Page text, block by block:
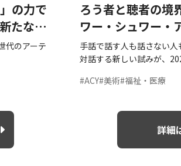
の力で
たな時
代のアーテ
ろう者と聴者の境
ワー・シュワー・
プ・木下知威さん
手話で話す人も話さない
対話する新しい試みが、
#ACY#美術#福祉・医療
詳細